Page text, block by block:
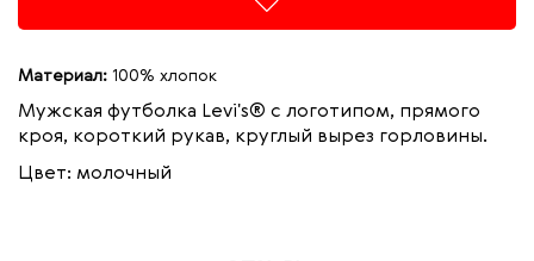
Материал: 100% хлопок
Мужская футболка Levi's® с логотипом, прямого
кроя, короткий рукав, круглый вырез горловины.
Цвет: молочный